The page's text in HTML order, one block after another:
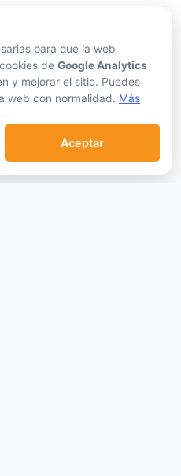
para que la web
de Google Analytics
y mejorar el sitio. Puedes
web con normalidad. Más
Aceptar